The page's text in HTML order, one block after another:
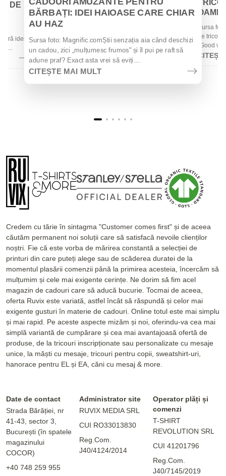
DE
idei
la...
BĂRBAȚI: IDEI HAIOASE CARE CHIAR
AU HAZ
Sursa foto: Magnific.comȘtii senzația aia când deschizi
un cadou, zici „mulțumesc frumos" și îl pui pe raft să
adune praf? Exact asta vrei să eviți....
CITEȘTE MAI MULT
Sursa
de
„Good
Credem cu tărie în sintagma "Customer comes first" și de aceea
căutăm permanent noi soluții care să satisfacă nevoile clienților
noștri. Fie că este vorba de mărirea constantă a selecției de
printuri din care puteți alege sau de scăderea duratei de la
momentul plasării comenzii până la primirea acesteia, încercăm să
mulțumim și cele mai exigente cerințe. Ne dorim să fim acel
magazin de cadouri care să aducă bucurie. Tocmai de aceea,
oferta Ruvix este variată, astfel încât să răspundă și celor mai
exigente gusturi în materie de cadouri. Online totul este mai simplu
și mai rapid. Pe aceste aspecte mizăm și noi, oferindu-va cea mai
simplă variantă de cumpărare și cea mai avantajoasă ofertă de
produse, de la tricouri inscripționate sau personalizate cu mesaje
unice, la măști cu mesaje, tricouri pentru copii, sweatshirt-uri,
hanorace pentru EL și EA, căni cu mesaj & more.
Date de contact
Strada Bărăției, nr
41-43, sector 3,
București (în spatele
magazinului
COCOR)
+40 748 259 955
Administrator site
RUVIX MEDIA SRL
CUI RO33013830
Reg.Com.
J40/4124/2014
Operator plăți și
comenzi
T-SHIRT
REVOLUTION SRL
CUI 41201796
Reg.Com.
J40/7145/2019